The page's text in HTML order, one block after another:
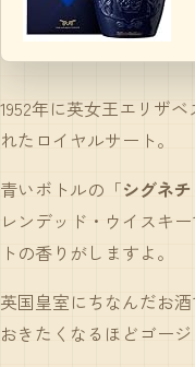
1952年に英女王エリザ
れたロイヤルサート。
青いボトルの「シグネ
レンデッド・ウイスキ
トの香りがしますよ。
英国皇室にちなんだお
おきたくなるほどゴー